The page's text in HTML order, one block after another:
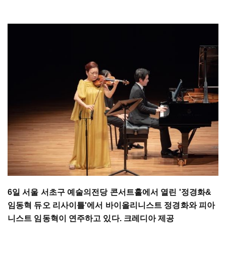
6일 서울 서초구 예술의전당 콘서트홀에서 열린 '정경화&
임동혁 듀오 리사이틀'에서 바이올리니스트 정경화와 피아
니스트 임동혁이 연주하고 있다. 크레디아 제공